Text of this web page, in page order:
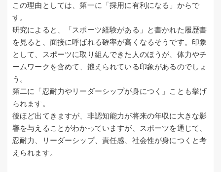
この理由としては、第一に「採用に有利になる」からで
す。
研究によると、「スポーツ経験がある」と書かれた履歴書
を見ると、面接に呼ばれる確率が高くなるそうです。印象
として、スポーツに取り組んできた人のほうが、体力やチ
ームワークを含めて、鍛えられている印象があるのでしょ
う。
第二に「忍耐力やリーダーシップが身につく」ことも挙げ
られます。
後ほど出てきますが、非認知能力が将来の年収に大きな影
響を与えることがわかっていますが、スポーツを通じて、
忍耐力、リーダーシップ、責任感、社会性が身につくと考
えられます。